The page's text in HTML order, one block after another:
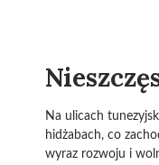
Na ulicach
hidżabach, co
wyraz rozwoju i